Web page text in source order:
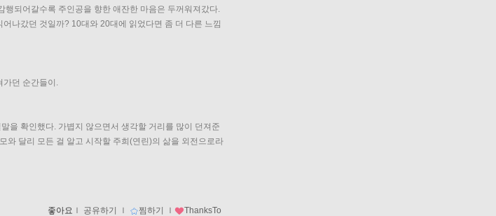
행되어갈수록 주인공을 향한 애잔한 마음은 두꺼워져갔다.
나갔던 것일까? 10대와 20대에 읽었다면 좀 더 다른 느낌
가던 순간들이.
을 확인했다. 가볍지 않으면서 생각할 거리를 많이 던져준
와 달리 모든 걸 알고 시작할 주희(연린)의 삶을 외전으로라
좋아요 ｌ 공유하기 ｌ 찜하기 ｌ ThanksTo